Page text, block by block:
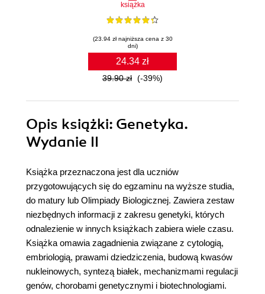
książka
(23.94 zł najniższa cena z 30
dni)
24.34 zł
39.90 zł (-39%)
Opis książki: Genetyka.
Wydanie II
Książka przeznaczona jest dla uczniów
przygotowujących się do egzaminu na wyższe studia,
do matury lub Olimpiady Biologicznej. Zawiera zestaw
niezbędnych informacji z zakresu genetyki, których
odnalezienie w innych książkach zabiera wiele czasu.
Książka omawia zagadnienia związane z cytologią,
embriologią, prawami dziedziczenia, budową kwasów
nukleinowych, syntezą białek, mechanizmami regulacji
genów, chorobami genetycznymi i biotechnologiami.